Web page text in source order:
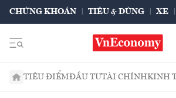
CHỨNG KHOÁN TIÊU & DÙNG XE
TIÊU ĐIỂMĐẦU TƯTÀI CHÍNHKINH